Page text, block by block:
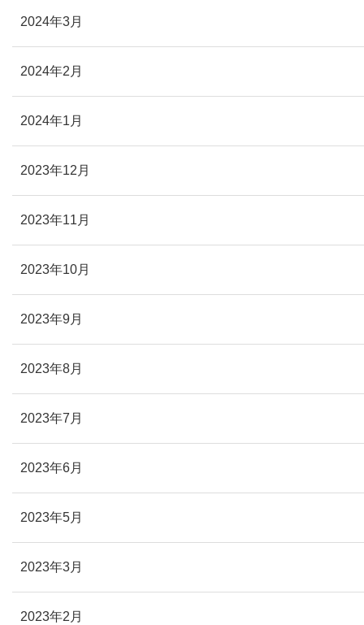
2024年3月
2024年2月
2024年1月
2023年12月
2023年11月
2023年10月
2023年9月
2023年8月
2023年7月
2023年6月
2023年5月
2023年3月
2023年2月